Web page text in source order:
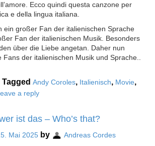
Ecco quindi questa canzone per
e della lingua italiana.
ein großer Fan der italienischen Sprache
Fan der italienischen Musik. Besonders
über die Liebe angetan. Daher nun
der italienischen Musik und Sprache..
Tagged Andy Coroles, Italienisch, Movie,
a reply
ist das – Who’s that?
Mai 2025 by Andreas Cordes